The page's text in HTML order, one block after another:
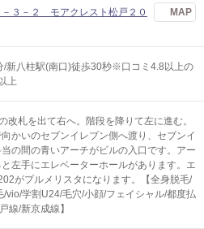
３－２ モアクレスト松戸２０
MAP
/新八柱駅(南口)徒歩30秒※口コミ4.8以上の
上
改札を出て右へ。階段を降りて左に進む。
かいのセブンイレブン側へ渡り、セブンイ
の間の青いアーチがビルの入口です。アー
左手にエレベーターホールがあります。エ
がプルメリスタになります。【全身脱毛/
/vio/学割U24/毛穴/小顔/フェイシャル/都度払
線/新京成線】